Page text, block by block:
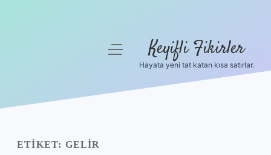
Yasal Uyarı
menüyü
Keyifli Fikirler
Hayata yeni tat katan kısa satırlar.
ETIKET: GELIR